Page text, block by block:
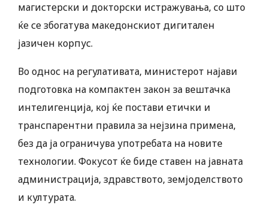
магистерски и докторски истражувања, со што
ќе се збогатува македонскиот дигитален
јазичен корпус.
Во однос на регулативата, министерот најави
подготовка на компактен закон за вештачка
интелигенција, кој ќе постави етички и
транспарентни правила за нејзина примена,
без да ја ограничува употребата на новите
технологии. Фокусот ќе биде ставен на јавната
администрација, здравството, земјоделството
и културата.